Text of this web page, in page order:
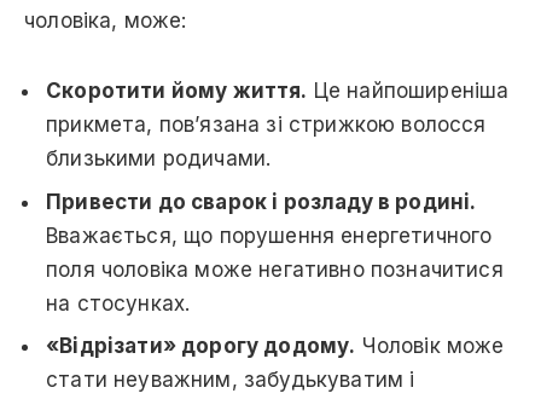
чоловіка, може:
Скоротити йому життя. Це найпоширеніша
прикмета, пов’язана зі стрижкою волосся
близькими родичами.
Привести до сварок і розладу в родині.
Вважається, що порушення енергетичного
поля чоловіка може негативно позначитися
на стосунках.
«Відрізати» дорогу додому. Чоловік може
стати неуважним, забудькуватим і